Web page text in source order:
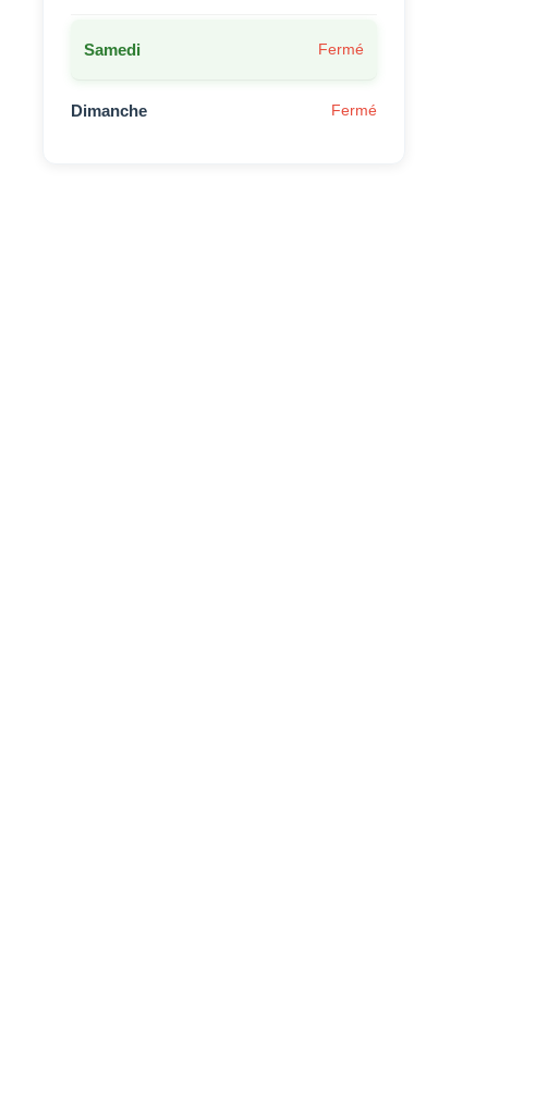
Samedi Fermé
Dimanche Fermé